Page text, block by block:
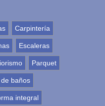
Carpintería
Escaleras
Parquet
baños
integral